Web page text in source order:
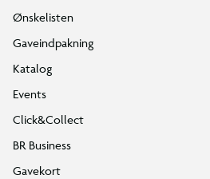
Ønskelisten
Gaveindpakning
Katalog
Events
Click&Collect
BR Business
Gavekort